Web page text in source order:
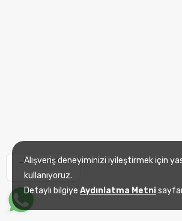
_lang_whatsapp_footer
Alışveriş deneyiminizi iyileştirmek için
kullanıyoruz.
Detaylı bilgiye Aydınlatma Metni